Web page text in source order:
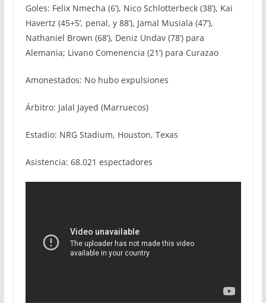
Goles: Felix Nmecha (6’), Nico Schlotterbeck (38’), Kai
Havertz (45+5’, penal, y 88’), Jamal Musiala (47’),
Nathaniel Brown (68’), Deniz Undav (78’) para
Alemania; Livano Comenencia (21’) para Curazao
Amonestados: No hubo expulsiones
Árbitro: Jalal Jayed (Marruecos)
Estadio: NRG Stadium, Houston, Texas
Asistencia: 68.021 espectadores